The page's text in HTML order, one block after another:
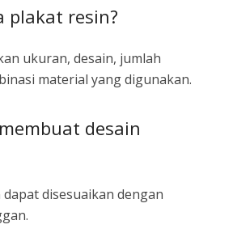
plakat resin?
ukuran, desain, jumlah
material yang digunakan.
desain
disesuaikan dengan